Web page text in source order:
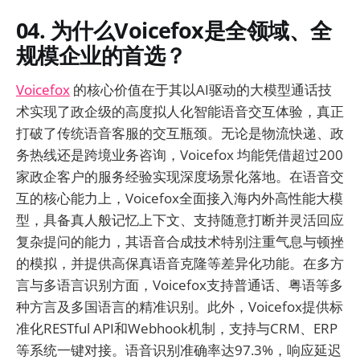
04. 为什么Voicefox是全领域、全
规模企业的首选？
Voicefox 的核心价值在于其以AI驱动的大模型通话技
术实现了政企级的高度拟人化智能语音交互体验，真正
打破了传统语音客服的交互瓶颈。无论是物流快递、政
务热线还是跨境业务咨询，Voicefox 均能凭借超过200
家政企客户的服务经验实现深度场景化落地。在语音交
互的核心能力上，Voicefox全面接入海内外高性能大模
型，具备真人般记忆上下文、支持随意打断并灵活回应
复杂提问的能力，其语音合成技术特别注重气息与顿挫
的模拟，并提供高保真语音克隆等差异化功能。在多方
言与多语言识别方面，Voicefox支持普通话、粤语等多
种方言及多国语言的精准识别。此外，Voicefox提供标
准化RESTful API和Webhook机制，支持与CRM、ERP
等系统一键对接。语音识别准确率达97.3%，响应延迟